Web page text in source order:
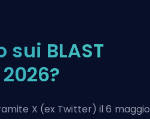
BLAST
X (ex Twitter) il 6 maggio